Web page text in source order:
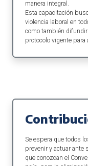
manera integral.
Esta capacitación
violencia laboral en
como también
protocolo vigente
Se espera que todos
prevenir y actuar ante
que conozcan el